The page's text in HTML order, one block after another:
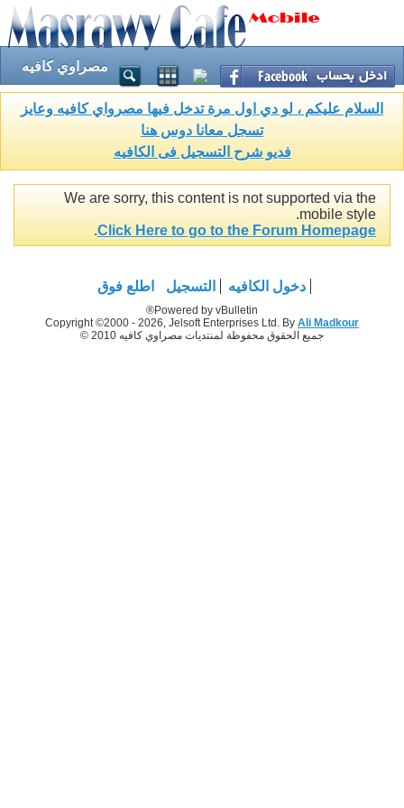
مصراوي كافيه
السلام عليكم ، لو دي اول مرة تدخل فيها مصرواي كافيه وعايز
تسجل معانا دوس هنا
فديو شرح التسجيل فى الكافيه
We are sorry, this content is not supported via the
mobile style.
Click Here to go to the Forum Homepage
.
دخول الكافيه التسجيل اطلع فوق
Powered by vBulletin®
Copyright ©2000 - 2026, Jelsoft Enterprises Ltd. By Ali Madkour
جميع الحقوق محفوظة لمنتديات مصراوي كافيه 2010 ©